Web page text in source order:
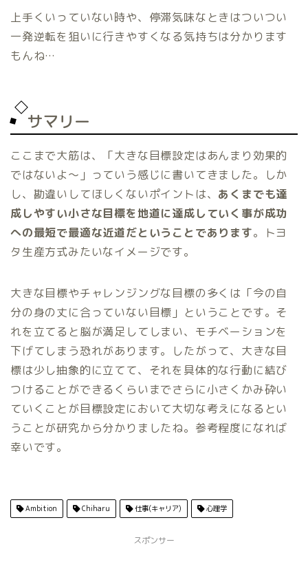
上手くいっていない時や、停滞気味なときはついつい
一発逆転を狙いに行きやすくなる気持ちは分かります
もんね…
サマリー
ここまで大筋は、「大きな目標設定はあんまり効果的
ではないよ～」っていう感じに書いてきました。しか
し、勘違いしてほしくないポイントは、 あくまでも達
成しやすい小さな目標を地道に達成していく事が成功
への最短で最適な近道だということであります。トヨ
タ生産方式みたいなイメージです。
大きな目標やチャレンジングな目標の多くは「今の自
分の身の丈に合っていない目標」ということです。そ
れを立てると脳が満足してしまい、モチベーションを
下げてしまう恐れがあります。したがって、大きな目
標は少し抽象的に立てて、それを具体的な行動に結び
つけることができるくらいまでさらに小さくかみ砕い
ていくことが目標設定において大切な考えになるとい
うことが研究から分かりましたね。参考程度になれば
幸いです。
Ambition Chiharu 仕事(キャリア) 心理学
スポンサー